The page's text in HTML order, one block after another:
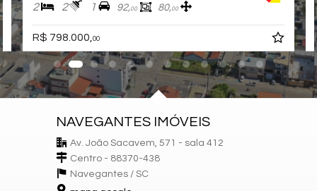
2 2 1 92,00 80,00
R$ 798.000, 00
NAVEGANTES IMÓVEIS
Av. João Sacavem, 571 - sala 412
Centro - 88370-438
Navegantes / SC